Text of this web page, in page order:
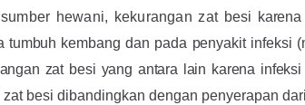
hewani, kekurangan zat besi
tumbuh kembang dan pada penyakit infeksi
zat besi yang antara lain karena infeksi
besi dibandingkan dengan penyerapan